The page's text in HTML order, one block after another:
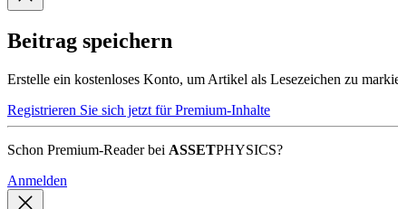
Beitrag speichern
Erstelle ein kostenloses Konto, um Artikel als Lesezeichen zu
Registrieren Sie sich jetzt für Premium-Inhalte
Schon Premium-Reader bei ASSETPHYSICS?
Anmelden